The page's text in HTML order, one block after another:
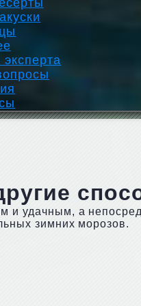
эксперта
и удачным, а
зимних морозов.